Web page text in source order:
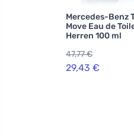
Mercedes-Benz
Move Eau de
Herren 100 ml
47,77 €
29,43 €